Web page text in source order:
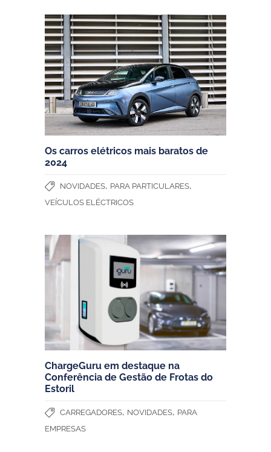
Os carros elétricos mais baratos de
2024
NOVIDADES, PARA PARTICULARES,
VEÍCULOS ELÉCTRICOS
ChargeGuru em destaque na
Conferência de Gestão de Frotas do
Estoril
CARREGADORES, NOVIDADES, PARA
EMPRESAS